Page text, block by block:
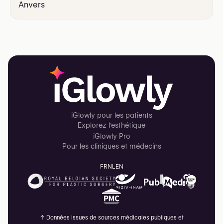
Anvers
iGlowly pour les patients
Explorez l'esthétique
iGlowly Pro
Pour les cliniques et médecins
FRNLEN
↑ Données issues de sources médicales publiques et